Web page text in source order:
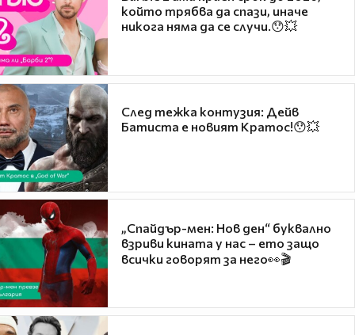
който трябва да спази, иначе
никога няма да се случи.😯💥
След тежка контузия: Дейв
Батиста е новият Кратос!😯💥
„Спайдър-мен: Нов ден“ буквално
взриви кината у нас – ето защо
всички говорят за него👀🎬